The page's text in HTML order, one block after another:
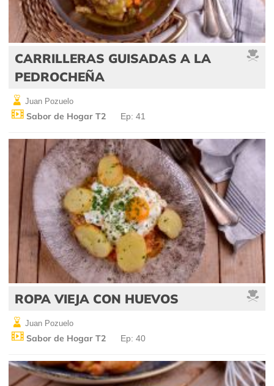
CARRILLERAS GUISADAS A LA
PEDROCHEÑA
Juan Pozuelo
Sabor de Hogar T2 Ep: 41
ROPA VIEJA CON HUEVOS
Juan Pozuelo
Sabor de Hogar T2 Ep: 40